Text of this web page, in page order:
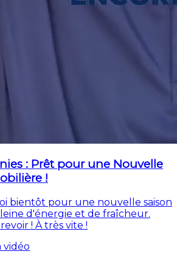
: Prêt pour une Nouvelle
!
bientôt pour une nouvelle saison
d'énergie et de fraîcheur.
! À très vite !
vidéo